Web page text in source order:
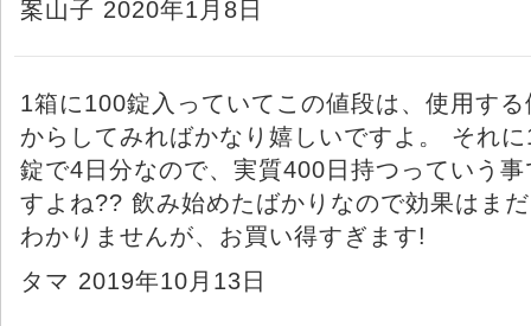
案山子 2020年1月8日
1箱に100錠入っていてこの値段は、使用する
からしてみればかなり嬉しいですよ。 それ
錠で4日分なので、実質400日持つっていう事
すよね?? 飲み始めたばかりなので効果はまだ
わかりませんが、お買い得すぎます!
タマ 2019年10月13日